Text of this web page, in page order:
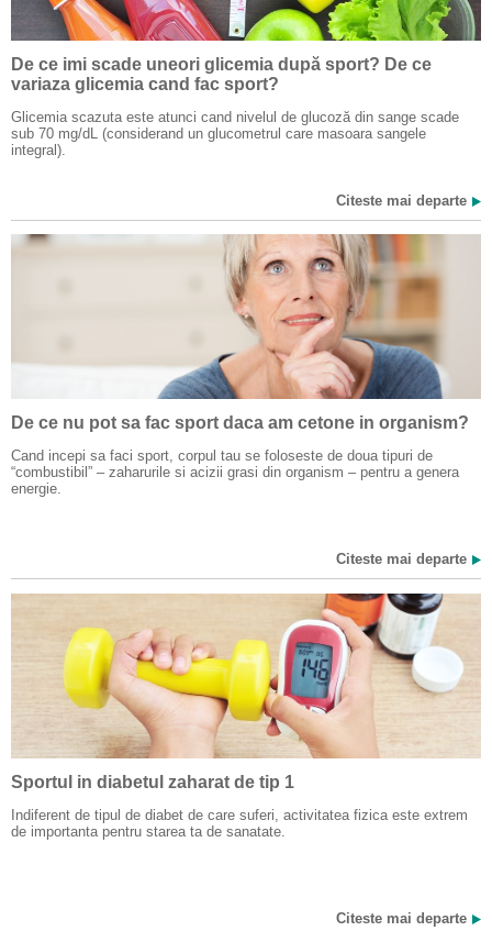
De ce imi scade uneori glicemia după sport? De ce
variaza glicemia cand fac sport?
Glicemia scazuta este atunci cand nivelul de glucoză din sange scade
sub 70 mg/dL (considerand un glucometrul care masoara sangele
integral).
Citeste mai departe
De ce nu pot sa fac sport daca am cetone in organism?
Cand incepi sa faci sport, corpul tau se foloseste de doua tipuri de
“combustibil” – zaharurile si acizii grasi din organism – pentru a genera
energie.
Citeste mai departe
Sportul in diabetul zaharat de tip 1
Indiferent de tipul de diabet de care suferi, activitatea fizica este extrem
de importanta pentru starea ta de sanatate.
Citeste mai departe